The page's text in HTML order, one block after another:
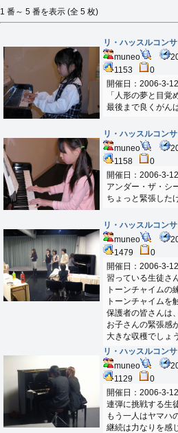
1 番～ 5 番を表示 (全 5 枚)
リ・ハッスルコン
muneo
1153
0
開催日：2006-3-12
「人形の夢と目
最後まで良くがん
リ・ハッスルコン
muneo
1158
0
開催日：2006-3-12
アンダー・ザ・シ
ちょっと緊張した
リ・ハッスルコン
muneo
1479
0
開催日：2006-3-12
習っている生徒さ
トーンチャイムの
トーンチャイムを
保護者の皆さんは
お子さんの緊張感
大きな収穫でしょ
リ・ハッスルコン
muneo
1129
0
開催日：2006-3-12
連弾に挑戦する生
もう一人はヤマハ
継続は力なりを感